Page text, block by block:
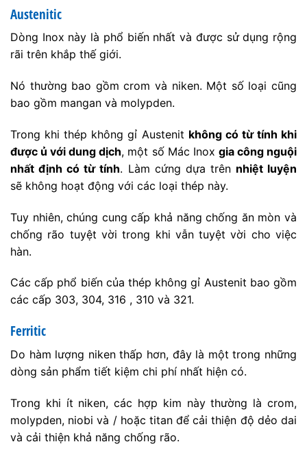
Austenitic
Dòng Inox này là phổ biến nhất và được sử dụng rộng
rãi trên khắp thế giới.
Nó thường bao gồm crom và niken. Một số loại cũng
bao gồm mangan và molypden.
Trong khi thép không gỉ Austenit không có từ tính khi
được ủ với dung dịch, một số Mác Inox gia công nguội
nhất định có từ tính. Làm cứng dựa trên nhiệt luyện
sẽ không hoạt động với các loại thép này.
Tuy nhiên, chúng cung cấp khả năng chống ăn mòn và
chống rão tuyệt vời trong khi vẫn tuyệt vời cho việc
hàn.
Các cấp phổ biến của thép không gỉ Austenit bao gồm
các cấp 303, 304, 316 , 310 và 321.
Ferritic
Do hàm lượng niken thấp hơn, đây là một trong những
dòng sản phẩm tiết kiệm chi phí nhất hiện có.
Trong khi ít niken, các hợp kim này thường là crom,
molypden, niobi và / hoặc titan để cải thiện độ dẻo dai
và cải thiện khả năng chống rão.